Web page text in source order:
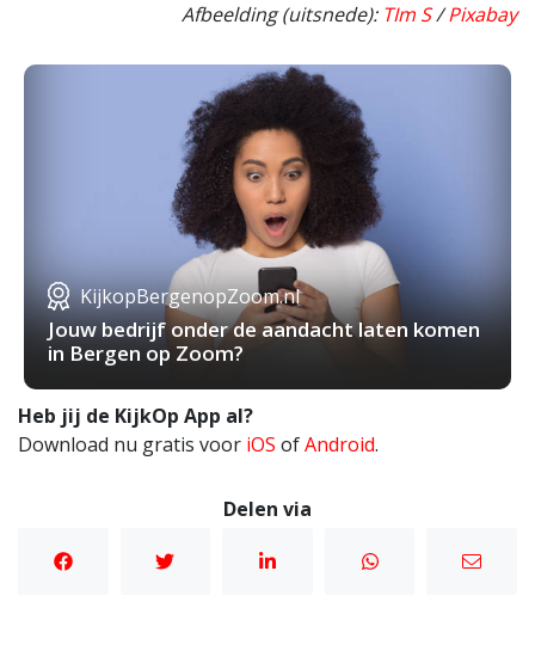
Afbeelding (uitsnede): TIm S/Pixabay
KijkopBergenopZoom.nl
Jouw bedrijf onder de aandacht laten komen
in Bergen op Zoom?
Heb jij de KijkOp App al?
Download nu gratis voor iOS ofAndroid.
Delen via